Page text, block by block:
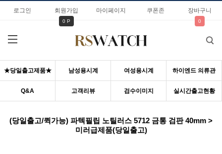
로그인 회원가입
0 P
마이페이지 쿠폰존 장바구니
0
★당일출고제품★ 남성용시계 여성용시계 하이엔드 의류관
Q&A 고객리뷰 검수이미지 실시간출고현황
(당일출고/퀵가능) 파텍필립 노틸러스 5712 금통 검판 40mm >
미러급제품(당일출고)